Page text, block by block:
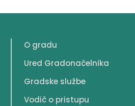
O gradu
Ured Gradonačelnika
Gradske službe
Vodič o pristupu